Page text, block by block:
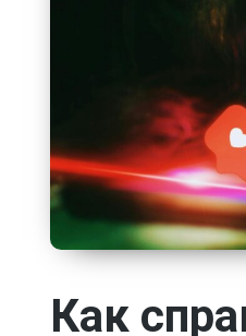
Как